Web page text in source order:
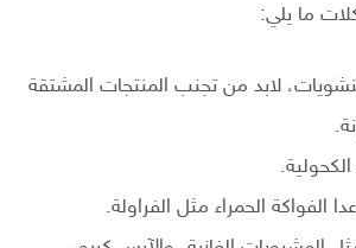
ما يلي:
لابد من تجنب المنتجات المشتقة
الفواكة الحمراء مثل الفراولة.